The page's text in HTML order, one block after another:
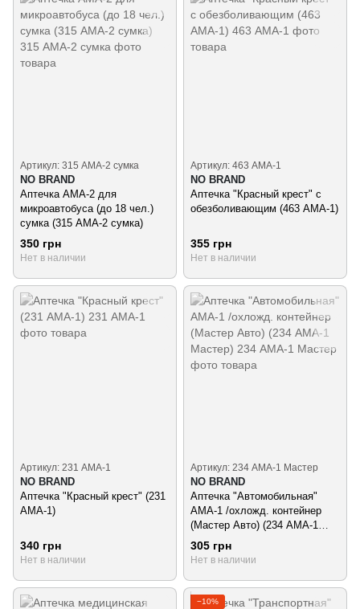
Артикул: 315 АМА-2 сумка
NO BRAND
Аптечка АМА-2 для
микроавтобуса (до 18 чел.)
сумка (315 АМА-2 сумка)
350 грн
Нет в наличии
Артикул: 463 АМА-1
NO BRAND
Аптечка "Красный крест" с
обезболивающим (463 АМА-1)
355 грн
Нет в наличии
Артикул: 231 АМА-1
NO BRAND
Аптечка "Красный крест" (231
АМА-1)
340 грн
Нет в наличии
Артикул: 234 АМА-1 Мастер
NO BRAND
Аптечка "Автомобильная"
АМА-1 /охложд. контейнер
(Мастер Авто) (234 АМА-1
Мастер)
305 грн
Нет в наличии
−10%